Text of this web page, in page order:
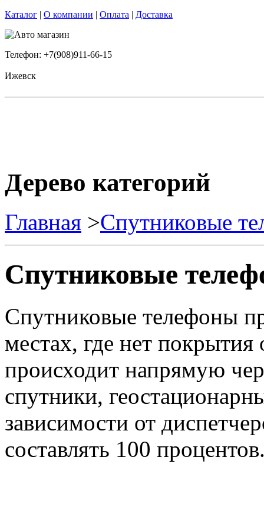
Каталог | О компании | Оплата | Доставка
Телефон: +7(908)911-66-15
Ижевск
Дерево категорий
Главная >Спутниковые
Спутниковые
Спутниковые телефоны
местах, где нет покрытия
происходит напрямую
спутники,
зависимости от
составлять 100